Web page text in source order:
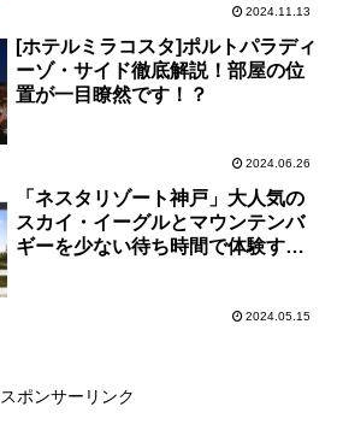
2024.11.13
[ホテルミラコスタ]ポルトパラディ
ーゾ・サイド徹底解説！部屋の位
置が一目瞭然です！？
2024.06.26
「ネスタリゾート神戸」大人気の
スカイ・イーグルとマウンテンバ
ギーを少ない待ち時間で体験する
2024.05.15
スポンサーリンク